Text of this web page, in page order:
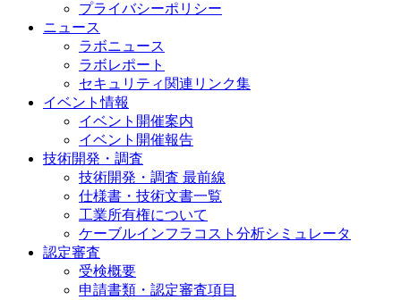
プライバシーポリシー
ニュース
ラボニュース
ラボレポート
セキュリティ関連リンク集
イベント情報
イベント開催案内
イベント開催報告
技術開発・調査
技術開発・調査 最前線
仕様書・技術文書一覧
工業所有権について
ケーブルインフラコスト分析シミュレータ
認定審査
受検概要
申請書類・認定審査項目